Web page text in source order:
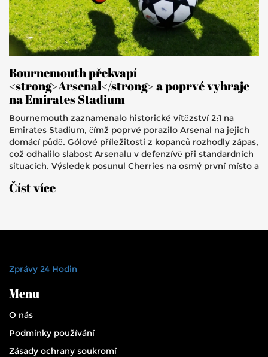
Bournemouth překvapí
<strong>Arsenal</strong> a poprvé vyhraje
na Emirates Stadium
Bournemouth zaznamenalo historické vítězství 2:1 na
Emirates Stadium, čímž poprvé porazilo Arsenal na jejich
domácí půdě. Gólové příležitosti z kopanců rozhodly zápas,
což odhalilo slabost Arsenalu v defenzívě při standardních
situacích. Výsledek posunul Cherries na osmý první místo a
Číst více
Zprávy 24 Hodin
Menu
O nás
Podmínky používání
Zásady ochrany soukromí